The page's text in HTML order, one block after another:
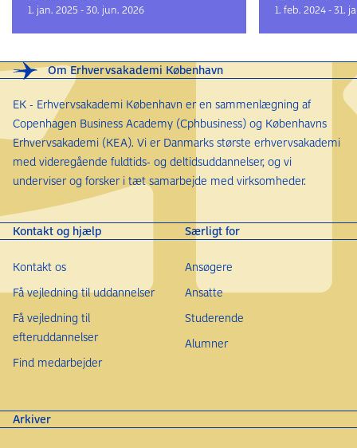
1. jan. 2025 - 30. jun. 2026
1. feb. 2024 - 31.
Om Erhvervsakademi København
EK - Erhvervsakademi København er en sammenlægning af
Copenhagen Business Academy (Cphbusiness) og Københavns
Erhvervsakademi (KEA). Vi er Danmarks største erhvervsakademi
med videregående fuldtids- og deltidsuddannelser, og vi
underviser og forsker i tæt samarbejde med virksomheder.
Kontakt og hjælp
Kontakt os
Få vejledning til uddannelser
Få vejledning til
efteruddannelser
Find medarbejder
Særligt for
Ansøgere
Ansatte
Studerende
Alumner
Arkiver